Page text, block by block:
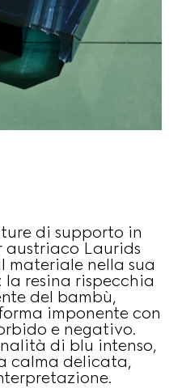
di supporto in
austriaco Laurids
materiale nella sua
resina rispecchia
del bambù,
imponente con
e negativo.
di blu intenso,
calma delicata,